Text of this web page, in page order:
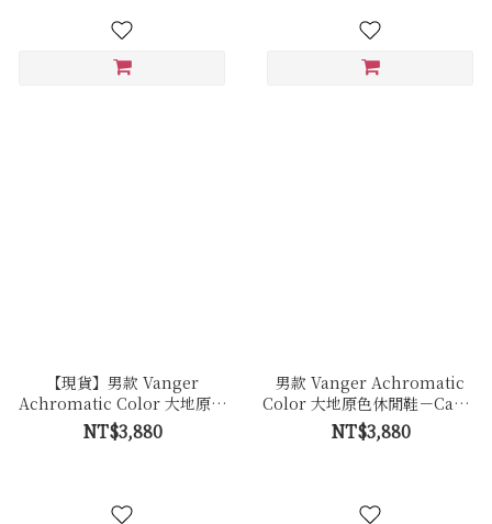
【現貨】男款 Vanger
Achromatic Color 大地原色
休閒鞋－Ca001皚白色(牛皮)
NT$3,880
男款 Vanger Achromatic
Color 大地原色休閒鞋－Ca001
卵石白色(牛皮拼接反毛皮)
NT$3,880